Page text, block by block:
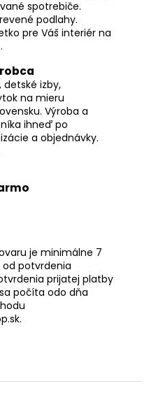
spotrebiče.
podlahy.
pre Váš interiér na
detské izby,
na mieru
Výroba a
ihneď po
a objednávky.
je minimálne 7
potvrdenia
prijatej platby
počíta odo dňa